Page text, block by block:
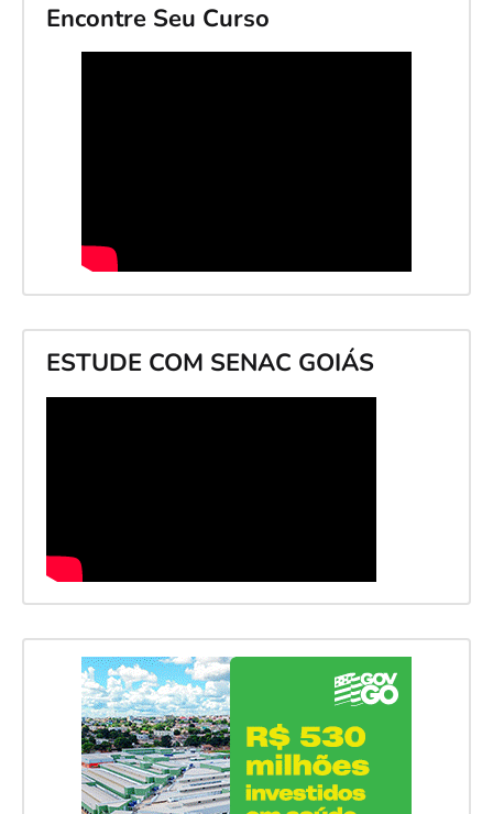
Encontre Seu Curso
ESTUDE COM SENAC GOIÁS